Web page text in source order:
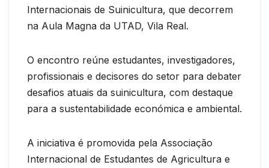
Internacionais de Suinicultura, que decorrem
na Aula Magna da UTAD, Vila Real.
O encontro reúne estudantes, investigadores,
profissionais e decisores do setor para debater
desafios atuais da suinicultura, com destaque
para a sustentabilidade económica e ambiental.
A iniciativa é promovida pela Associação
Internacional de Estudantes de Agricultura e